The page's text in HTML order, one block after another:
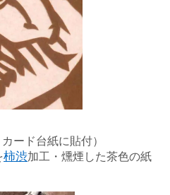
ード台紙に貼付）
柿渋加工・燻煙した茶色の紙